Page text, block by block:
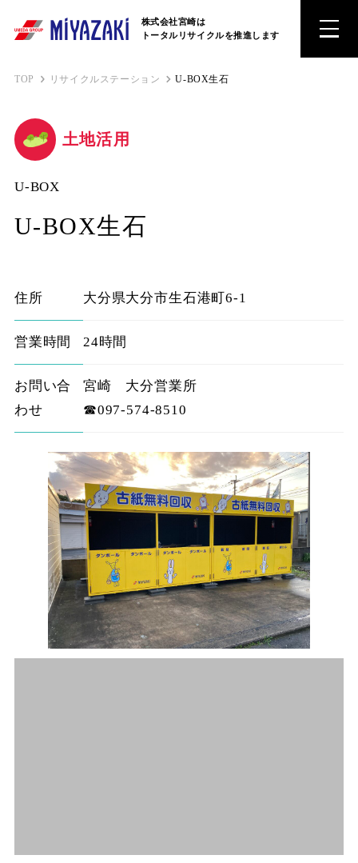
株式会社宮崎は
トータルリサイクルを推進します
TOP リサイクルステーション U-BOX生石
土地活用
U-BOX
U-BOX生石
住所 大分県大分市生石港町6-1
営業時間 24時間
お問い合
わせ
宮崎 大分営業所
☎097-574-8510